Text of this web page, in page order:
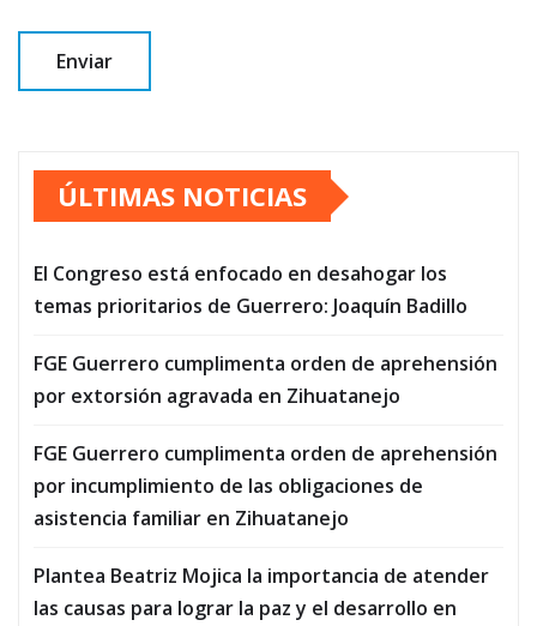
ÚLTIMAS NOTICIAS
El Congreso está enfocado en desahogar los
temas prioritarios de Guerrero: Joaquín Badillo
FGE Guerrero cumplimenta orden de aprehensión
por extorsión agravada en Zihuatanejo
FGE Guerrero cumplimenta orden de aprehensión
por incumplimiento de las obligaciones de
asistencia familiar en Zihuatanejo
Plantea Beatriz Mojica la importancia de atender
las causas para lograr la paz y el desarrollo en